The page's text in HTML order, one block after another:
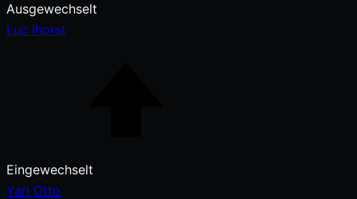
Ausgewechselt
Luc Ihorst
Eingewechselt
Yari Otto